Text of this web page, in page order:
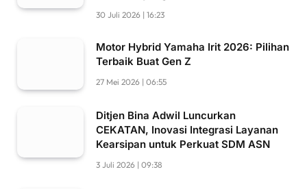
30 Juli 2026 | 16:23
Motor Hybrid Yamaha Irit 2026: Pilihan
Terbaik Buat Gen Z
27 Mei 2026 | 06:55
Ditjen Bina Adwil Luncurkan
CEKATAN, Inovasi Integrasi Layanan
Kearsipan untuk Perkuat SDM ASN
3 Juli 2026 | 09:38